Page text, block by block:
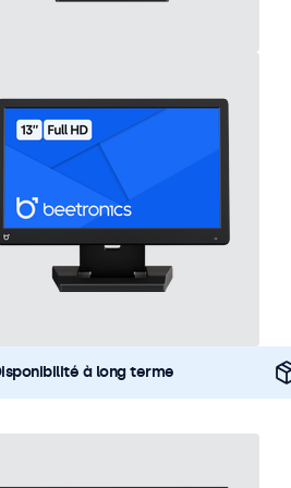
à long terme